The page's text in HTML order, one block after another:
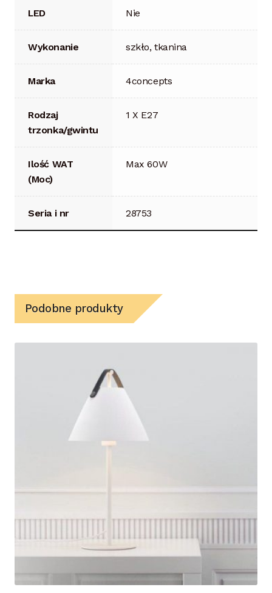
LED Nie
Wykonanie szkło, tkanina
Marka 4concepts
Rodzaj
trzonka/gwintu
1 X E27
Ilość WAT
(Moc)
Max 60W
Seria i nr 28753
Podobne produkty